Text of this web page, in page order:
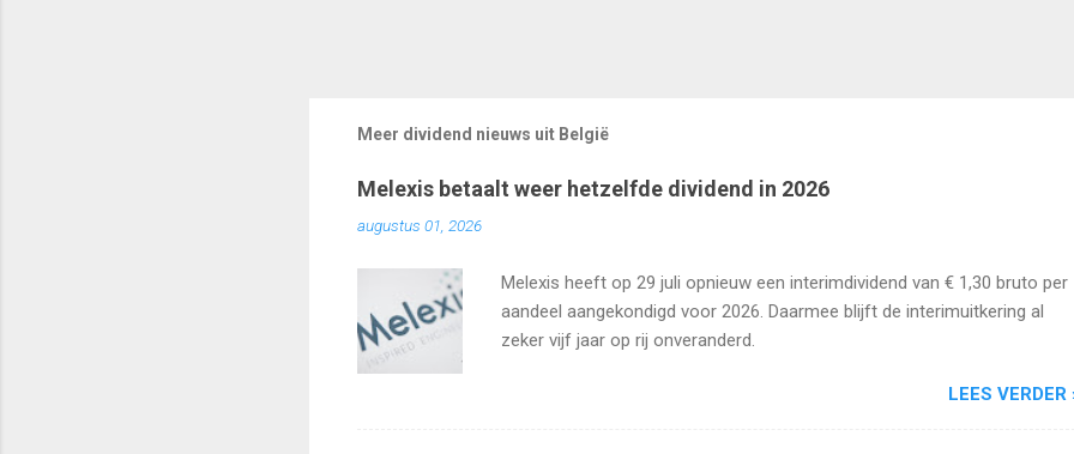
Meer dividend nieuws uit België
Melexis betaalt weer hetzelfde dividend in 2026
augustus 01, 2026
Melexis heeft op 29 juli opnieuw een interimdividend van € 1,30 bruto per
aandeel aangekondigd voor 2026. Daarmee blijft de interimuitkering al
zeker vijf jaar op rij onveranderd.
LEES VERDER